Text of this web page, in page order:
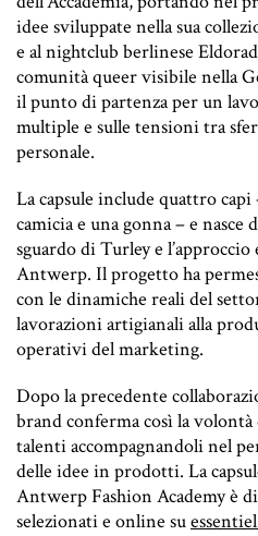
idee sviluppate nella sua
e al nightclub berlinese
comunità queer visibile nella
il punto di partenza per un
multiple e sulle tensioni tra
personale.
La capsule include quattro
camicia e una gonna – e
sguardo di Turley e
Antwerp. Il progetto ha
con le dinamiche reali del
lavorazioni artigianali alla
operativi del marketing.
Dopo la precedente
brand conferma così la
talenti accompagnandoli nel
delle idee in prodotti. La
Antwerp Fashion Academy è
selezionati e online su